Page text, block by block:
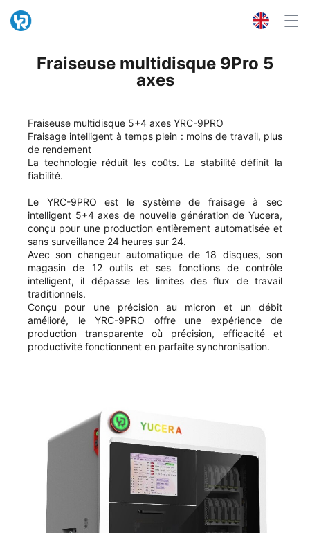
Fraiseuse multidisque 9Pro 5
axes
Fraiseuse multidisque 5+4 axes YRC-9PRO
Fraisage intelligent à temps plein : moins de travail, plus
de rendement
La technologie réduit les coûts. La stabilité définit la
fiabilité.
Le YRC-9PRO est le système de fraisage à sec
intelligent 5+4 axes de nouvelle génération de Yucera,
conçu pour une production entièrement automatisée et
sans surveillance 24 heures sur 24.
Avec son changeur automatique de 18 disques, son
magasin de 12 outils et ses fonctions de contrôle
intelligent, il dépasse les limites des flux de travail
traditionnels.
Conçu pour une précision au micron et un débit
amélioré, le YRC-9PRO offre une expérience de
production transparente où précision, efficacité et
productivité fonctionnent en parfaite synchronisation.